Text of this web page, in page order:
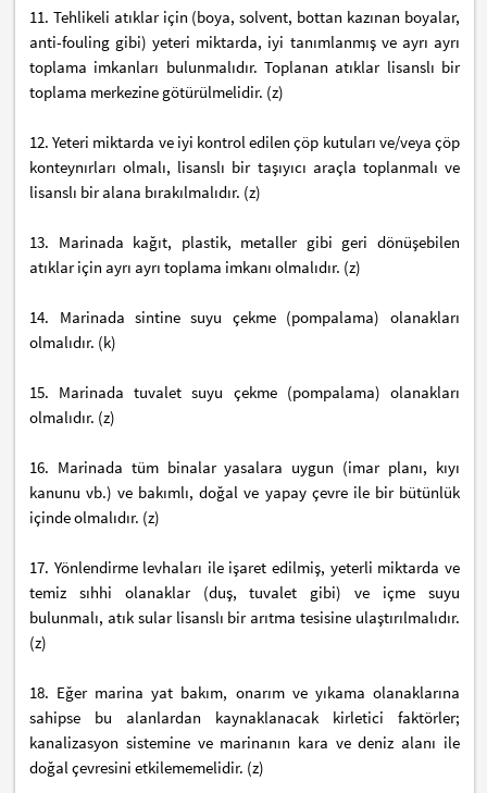
11. Tehlikeli atıklar için (boya, solvent, bottan kazınan boyalar,
anti-fouling gibi) yeteri miktarda, iyi tanımlanmış ve ayrı ayrı
toplama imkanları bulunmalıdır. Toplanan atıklar lisanslı bir
toplama merkezine götürülmelidir. (z)
12. Yeteri miktarda ve iyi kontrol edilen çöp kutuları ve/veya çöp
konteynırları olmalı, lisanslı bir taşıyıcı araçla toplanmalı ve
lisanslı bir alana bırakılmalıdır. (z)
13. Marinada kağıt, plastik, metaller gibi geri dönüşebilen
atıklar için ayrı ayrı toplama imkanı olmalıdır. (z)
14. Marinada sintine suyu çekme (pompalama) olanakları
olmalıdır. (k)
15. Marinada tuvalet suyu çekme (pompalama) olanakları
olmalıdır. (z)
16. Marinada tüm binalar yasalara uygun (imar planı, kıyı
kanunu vb.) ve bakımlı, doğal ve yapay çevre ile bir bütünlük
içinde olmalıdır. (z)
17. Yönlendirme levhaları ile işaret edilmiş, yeterli miktarda ve
temiz sıhhi olanaklar (duş, tuvalet gibi) ve içme suyu
bulunmalı, atık sular lisanslı bir arıtma tesisine ulaştırılmalıdır.
(z)
18. Eğer marina yat bakım, onarım ve yıkama olanaklarına
sahipse bu alanlardan kaynaklanacak kirletici faktörler;
kanalizasyon sistemine ve marinanın kara ve deniz alanı ile
doğal çevresini etkilememelidir. (z)